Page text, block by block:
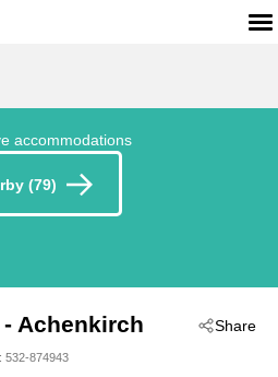
accommodations
(79)
Share
- 6215
- Achenkirch
532-874943